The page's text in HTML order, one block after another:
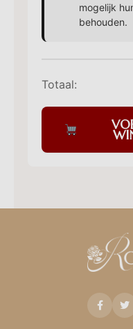
mogelijk
behouden.
Totaal: